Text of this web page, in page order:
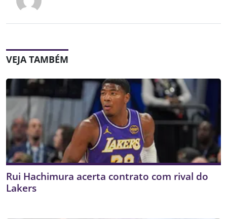
VEJA TAMBÉM
Rui Hachimura acerta contrato com rival do
Lakers